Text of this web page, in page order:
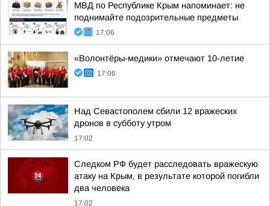
МВД по Республике Крым напоминает: не
поднимайте подозрительные предметы
17:06
«Волонтёры-медики» отмечают 10-летие
17:06
Над Севастополем сбили 12 вражеских
дронов в субботу утром
17:02
Следком РФ будет расследовать вражескую
атаку на Крым, в результате которой погибли
два человека
17:02